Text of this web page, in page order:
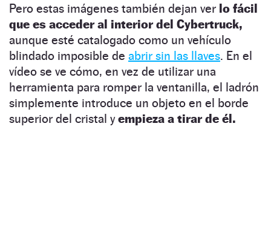
Pero estas imágenes también dejan ver lo fácil
que es acceder al interior del Cybertruck,
aunque esté catalogado como un vehículo
blindado imposible de abrir sin las llaves. En el
vídeo se ve cómo, en vez de utilizar una
herramienta para romper la ventanilla, el ladrón
simplemente introduce un objeto en el borde
superior del cristal yempieza a tirar de él.